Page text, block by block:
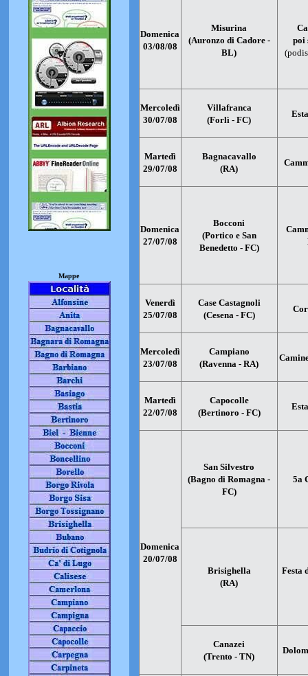
Domenica
03/08/08
Misurina
(Auronzo di Cadore -
BL)
poi
Mercoledì
30/07/08
Villafranca
(Forlì - FC)
Martedì
29/07/08
Bagnacavallo
(RA)
Domenica
27/07/08
Bocconi
(Portico e San
Benedetto - FC)
Venerdì
25/07/08
Case Castagnoli
(Cesena - FC)
Mercoledì
23/07/08
Campiano
(Ravenna - RA)
Martedì
22/07/08
Capocolle
(Bertinoro - FC)
Domenica
20/07/08
San Silvestro
(Bagno di Romagna -
FC)
5a
Brisighella
(RA)
Festa
Canazei
(Trento - TN)
Mappe